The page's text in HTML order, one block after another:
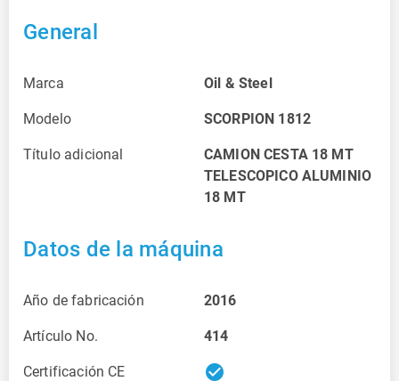
General
Marca Oil & Steel
Modelo SCORPION 1812
Título adicional
CAMION CESTA 18 MT
TELESCOPICO ALUMINIO
18 MT
Datos de la máquina
Año de fabricación 2016
Artículo No. 414
Certificación CE check_circle